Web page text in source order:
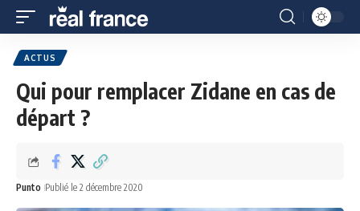
ACTUS
Qui pour remplacer Zidane en cas de
départ ?
Punto Publié le 2 décembre 2020